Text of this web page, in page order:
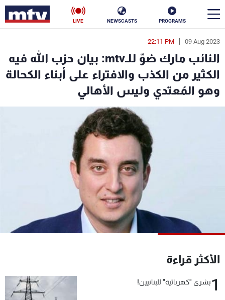
PROGRAMS
NEWSCASTS
LIVE
09 Aug 2023
22:11 PM
النائب مارك ضوّ للـmtv: بيان حزب الله فيه
الكثير من الكذب والافتراء على أبناء الكحالة
وهو المُعتدي وليس الأهالي
الأكثر قراءة
1بشرى "كهربائية" للبنانيين!
en
الأخبار
سياسة ناس
فن
رياضة
جدول البرامج
شاهد البرامج
عن MTV
الإنـتـاج